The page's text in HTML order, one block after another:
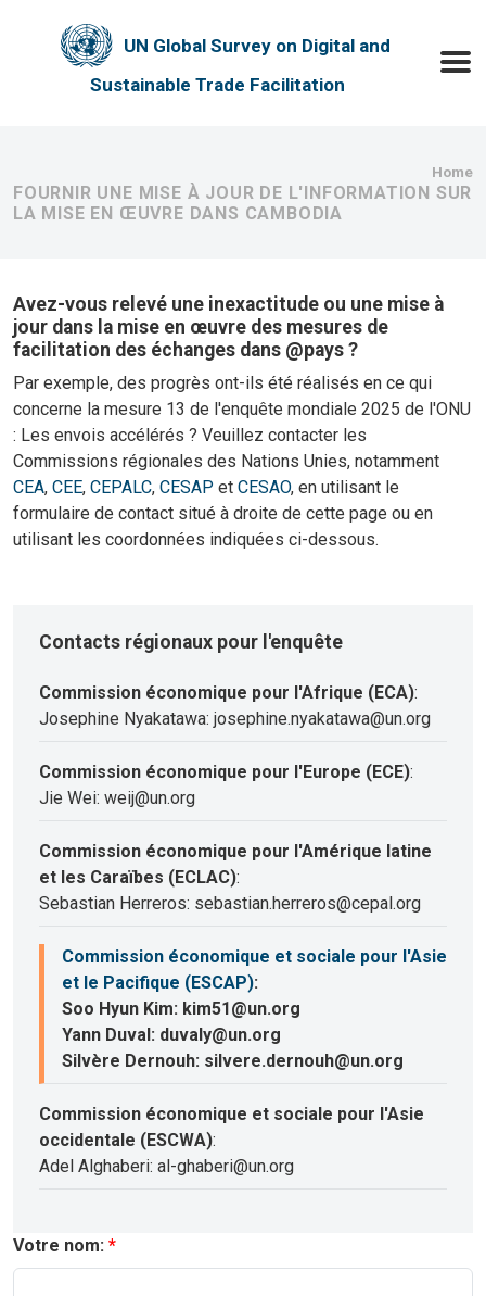
UN Global Survey on Digital and
Sustainable Trade Facilitation
Home
FOURNIR UNE MISE À JOUR DE L'INFORMATION SUR
LA MISE EN ŒUVRE DANS CAMBODIA
Avez-vous relevé une inexactitude ou une mise à
jour dans la mise en œuvre des mesures de
facilitation des échanges dans @pays ?
Par exemple, des progrès ont-ils été réalisés en ce qui
concerne la mesure 13 de l'enquête mondiale 2025 de l'ONU
: Les envois accélérés ? Veuillez contacter les
Commissions régionales des Nations Unies, notamment
CEA, CEE, CEPALC, CESAP et CESAO, en utilisant le
formulaire de contact situé à droite de cette page ou en
utilisant les coordonnées indiquées ci-dessous.
Contacts régionaux pour l'enquête
Commission économique pour l'Afrique (ECA):
Josephine Nyakatawa: josephine.nyakatawa@un.org
Commission économique pour l'Europe (ECE):
Jie Wei: weij@un.org
Commission économique pour l'Amérique latine
et les Caraïbes (ECLAC):
Sebastian Herreros: sebastian.herreros@cepal.org
Commission économique et sociale pour l'Asie
et le Pacifique (ESCAP):
Soo Hyun Kim: kim51@un.org
Yann Duval: duvaly@un.org
Silvère Dernouh: silvere.dernouh@un.org
Commission économique et sociale pour l'Asie
occidentale (ESCWA):
Adel Alghaberi: al-ghaberi@un.org
Votre nom: